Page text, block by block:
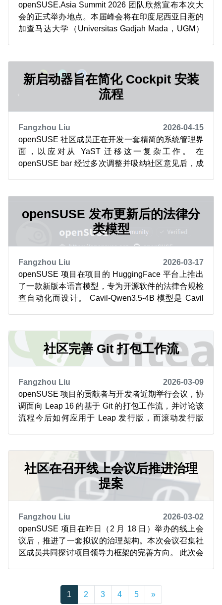
openSUSE.Asia Summit 2026 团队欣然宣布本次大
会的正式举办地点。本届峰会将在印度尼西亚日惹的
加查马达大学（Universitas Gadjah Mada，UGM）
新启动器旨在简化 Cockpit 安装
流程
Fangzhou Liu
2026-04-15
openSUSE 社区成员正在开发一套精简的系统管理界
面，以应对从 YaST 迁移这一复杂工作。 在
openSUSE bar 经过多次调整并吸纳社区意见后，成
cockpit-clien...
openSUSE 发布更新后的法律分
类模型
Fangzhou Liu
2026-03-17
openSUSE 项目在项目的 HuggingFace 平台上推出
了一款新版本语言模型，专为开源软件的法律合规检
查自动化而设计。 Cavil-Qwen3.5-4B 模型是 Cavil
区驱动型开源人工智能日益重要的作用。 该模型是基
于阿里巴巴 Qw...
社区完善 Git 打包工作流
Fangzhou Liu
2026-03-09
openSUSE 项目的贡献者与开发者近期举行会议，协
调面向 Leap 16 的基于 Git 的打包工作流，并讨论该
流程今后如何应用于 Leap 发行版，而滚动发行版
软件包为中心的方向转变。项目记录的架构决策包
括：采用 Git ...
社区在召开线上会议后推进治理
提案
Fangzhou Liu
2026-03-02
openSUSE 项目在昨日（2 月 18 日）举办的线上会
议后，推进了一套拟议的治理架构。本次会议召集社
区成员共同探讨项目领导力框架的完善方向。 此次会
基础设施团队代表以及理事会。 该提案托管在
1 2 3 4 5 »